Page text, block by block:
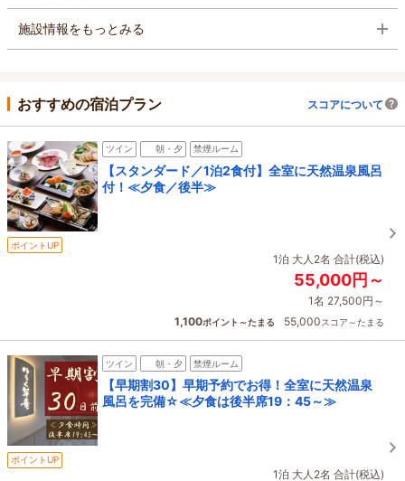
施設情報をもっとみる
おすすめの宿泊プラン スコアについて
ツイン 朝・夕 禁煙ルーム
【スタンダード／1泊2食付】全室に天然温泉風呂
付！≪夕食／後半≫
ポイントUP
1泊 大人2名 合計(税込)
55,000円～
1名 27,500円～
1,100ポイント～たまる 55,000スコア～たまる
ツイン 朝・夕 禁煙ルーム
【早期割30】早期予約でお得！全室に天然温泉
風呂を完備☆≪夕食は後半席19：45～≫
ポイントUP
1泊 大人2名 合計(税込)